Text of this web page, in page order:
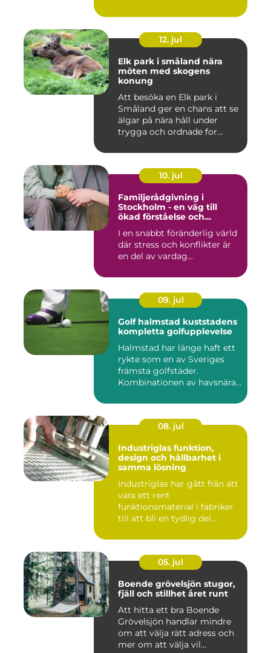
12. jul
Elk park i småland nära
möten med skogens
konung
Att besöka en Elk park i
Småland ger en chans att se
älgar på nära håll under
trygga och ordnade for...
10. jul
Familjerådgivning i
Stockholm - en väg till
ökad förståelse och
I en snabbt föränderlig värld
där stress och konflikter är
en del av vardag...
09. jul
Golf halmstad kuststadens
kompletta golfupplevelse
Halmstad har länge haft ett
rykte som en av Sveriges
främsta golfstäder.
Kombinationen av havsnära
08. jul
Industriglas funktion,
design och hållbarhet i
samma lösning
Industriglas har gått från att
vara ett rent
funktionsmaterial i fabriker
till att bli en tydlig del...
05. jul
Boende grövelsjön stugor,
fjäll och stillhet året runt
Att hitta ett bra Boende
Grövelsjön handlar mindre
om att välja rätt adress och
mer om att välja vil...